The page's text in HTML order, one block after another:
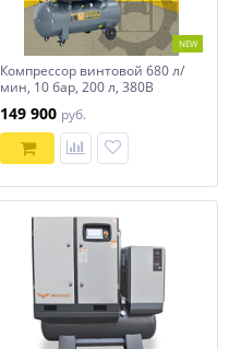
NEW
Компрессор винтовой 680 л/
мин, 10 бар, 200 л, 380В
200L
149 900 руб.